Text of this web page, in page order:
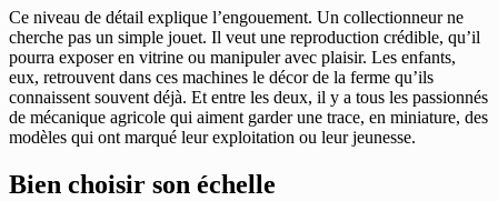
Ce niveau de détail explique l’engouement. Un collectionneur ne
cherche pas un simple jouet. Il veut une reproduction crédible, qu’il
pourra exposer en vitrine ou manipuler avec plaisir. Les enfants,
eux, retrouvent dans ces machines le décor de la ferme qu’ils
connaissent souvent déjà. Et entre les deux, il y a tous les passionnés
de mécanique agricole qui aiment garder une trace, en miniature, des
modèles qui ont marqué leur exploitation ou leur jeunesse.
Bien choisir son échelle